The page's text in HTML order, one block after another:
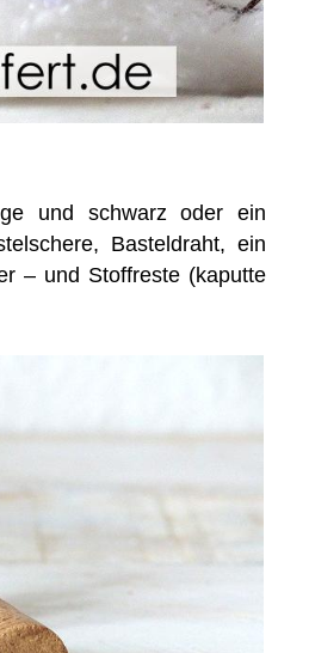
und schwarz oder ein
Basteldraht, ein
– und Stoffreste (kaputte